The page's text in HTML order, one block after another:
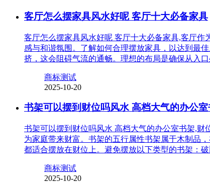
客厅怎么摆家具风水好呢 客厅十大必备家具
客厅怎么摆家具风水好呢 客厅十大必备家具,客厅
感与和谐氛围。了解如何合理摆放家具，以达到最
挤，这会阻碍气流的通畅。理想的布局是确保从入
商标测试
2025-10-20
书架可以摆到财位吗风水 高档大气的办公
书架可以摆到财位吗风水 高档大气的办公室书架,
为家庭带来财富。书架的五行属性书架属于木制品
都适合摆放在财位上。避免摆放以下类型的书架：
商标测试
2025-10-20